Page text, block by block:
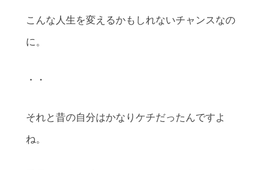
こんな人生を変えるかもしれないチャンスなの
に。
・・
それと昔の自分はかなりケチだったんですよ
ね。